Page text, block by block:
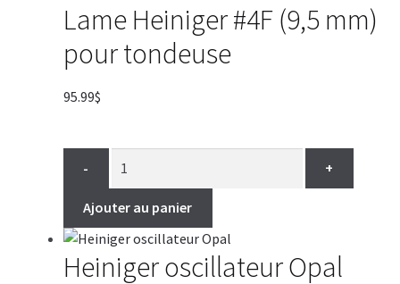
Lame Heiniger #4F (9,5 mm)
pour tondeuse
95.99$
- +
Ajouter au panier
Heiniger oscillateur Opal